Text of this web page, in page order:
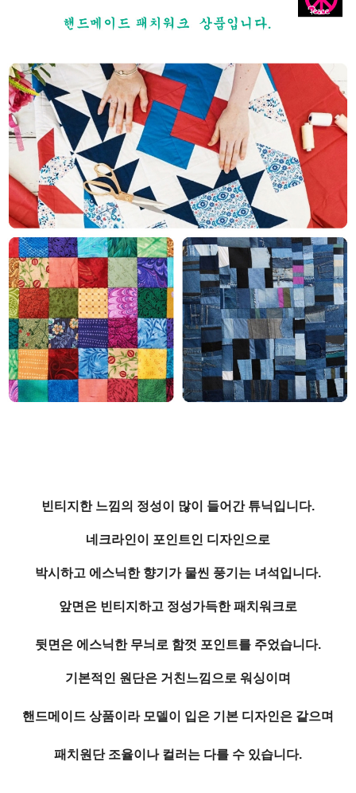
빈티지한 느낌의 정성이 많이 들어간 튜닉입니다.
네크라인이 포인트인 디자인으로
박시하고 에스닉한 향기가 물씬 풍기는 녀석입니다.
앞면은 빈티지하고 정성가득한 패치워크로
뒷면은 에스닉한 무늬로 함껏 포인트를 주었습니다.
기본적인 원단은 거친느낌으로 워싱이며
핸드메이드 상품이라 모델이 입은 기본 디자인은 같으며
패치원단 조율이나 컬러는 다를 수 있습니다.